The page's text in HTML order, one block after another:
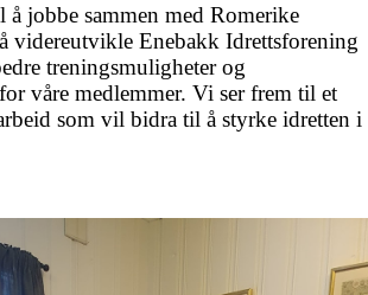
å jobbe sammen med Romerike
videreutvikle Enebakk Idrettsforening
treningsmuligheter og
våre medlemmer. Vi ser frem til et
som vil bidra til å styrke idretten i